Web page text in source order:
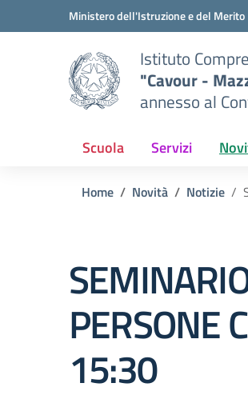
Vai ai contenuti
Vai al menu di navigazioneMinistero dell'Istruzione e del Merito
Istituto
"Cavour -
annesso al
Scuola Servizi
Home Novità Notizie
PERSONE
15:30